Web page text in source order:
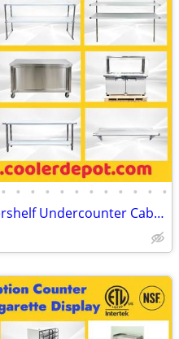
• • • • • • • • • • • •
Prep Table Double Deck Overshelf Undercounter Cabinet Donut Table Equ